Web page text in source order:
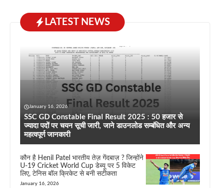
LATEST NEWS
January 16, 2026
SSC GD Constable Final Result 2025 : 50 हजार से
ज्यादा पदों पर चयन सूची जारी, जाने डाउनलोड सम्बंधित और अन्य
महत्वपूर्ण जानकारी
कौन है Henil Patel भारतीय तेज़ गेंदबाज़ ? जिन्होंने
U-19 Cricket World Cup डेब्यू पर 5 विकेट
लिए, टेनिस बॉल क्रिकेट से बनी सटीकता
January 16, 2026